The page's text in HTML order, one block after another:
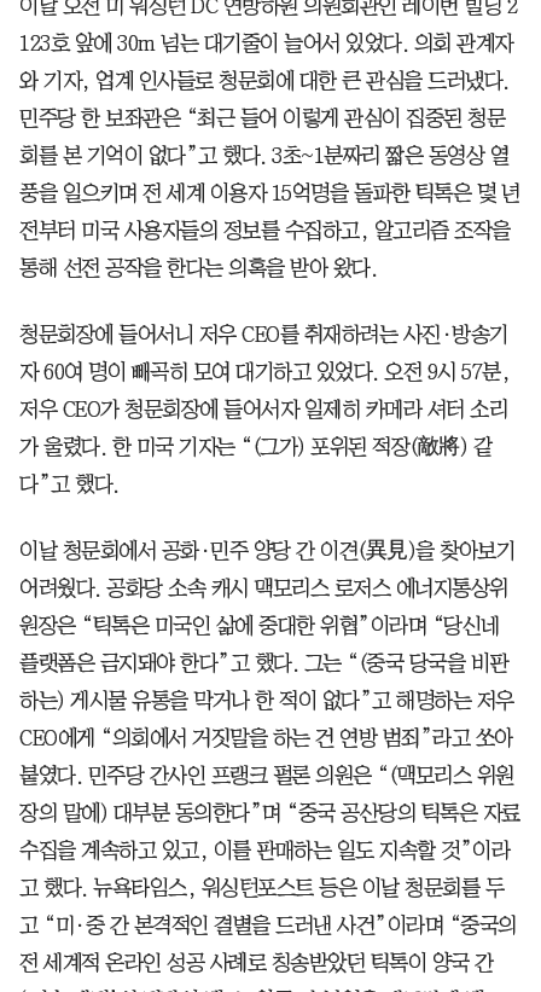
이날 오전 미 워싱턴 DC 연방하원 의원회관인 레이번 빌딩 2
123호 앞에 30m 넘는 대기줄이 늘어서 있었다. 의회 관계자
와 기자, 업계 인사들로 청문회에 대한 큰 관심을 드러냈다.
민주당 한 보좌관은 “최근 들어 이렇게 관심이 집중된 청문
회를 본 기억이 없다”고 했다. 3초~1분짜리 짧은 동영상 열
풍을 일으키며 전 세계 이용자 15억명을 돌파한 틱톡은 몇 년
전부터 미국 사용자들의 정보를 수집하고, 알고리즘 조작을
통해 선전 공작을 한다는 의혹을 받아 왔다.
청문회장에 들어서니 저우 CEO를 취재하려는 사진·방송기
자 60여 명이 빼곡히 모여 대기하고 있었다. 오전 9시 57분,
저우 CEO가 청문회장에 들어서자 일제히 카메라 셔터 소리
가 울렸다. 한 미국 기자는 “(그가) 포위된 적장(敵將) 같
다”고 했다.
이날 청문회에서 공화·민주 양당 간 이견(異見)을 찾아보기
어려웠다. 공화당 소속 캐시 맥모리스 로저스 에너지통상위
원장은 “틱톡은 미국인 삶에 중대한 위협”이라며 “당신네
플랫폼은 금지돼야 한다”고 했다. 그는 “(중국 당국을 비판
하는) 게시물 유통을 막거나 한 적이 없다”고 해명하는 저우
CEO에게 “의회에서 거짓말을 하는 건 연방 범죄”라고 쏘아
붙였다. 민주당 간사인 프랭크 펄론 의원은 “(맥모리스 위원
장의 말에) 대부분 동의한다”며 “중국 공산당의 틱톡은 자료
수집을 계속하고 있고, 이를 판매하는 일도 지속할 것”이라
고 했다. 뉴욕타임스, 워싱턴포스트 등은 이날 청문회를 두
고 “미·중 간 본격적인 결별을 드러낸 사건”이라며 “중국의
전 세계적 온라인 성공 사례로 칭송받았던 틱톡이 양국 간